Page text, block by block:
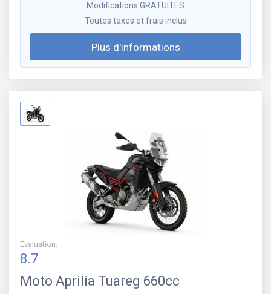
Modifications GRATUITES
Toutes taxes et frais inclus
Plus d'informations
Évaluation:
8.7
Moto Aprilia Tuareg 660cc